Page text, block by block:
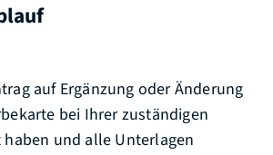
auf Ergänzung oder Änderung
bei Ihrer zuständigen
und alle Unterlagen